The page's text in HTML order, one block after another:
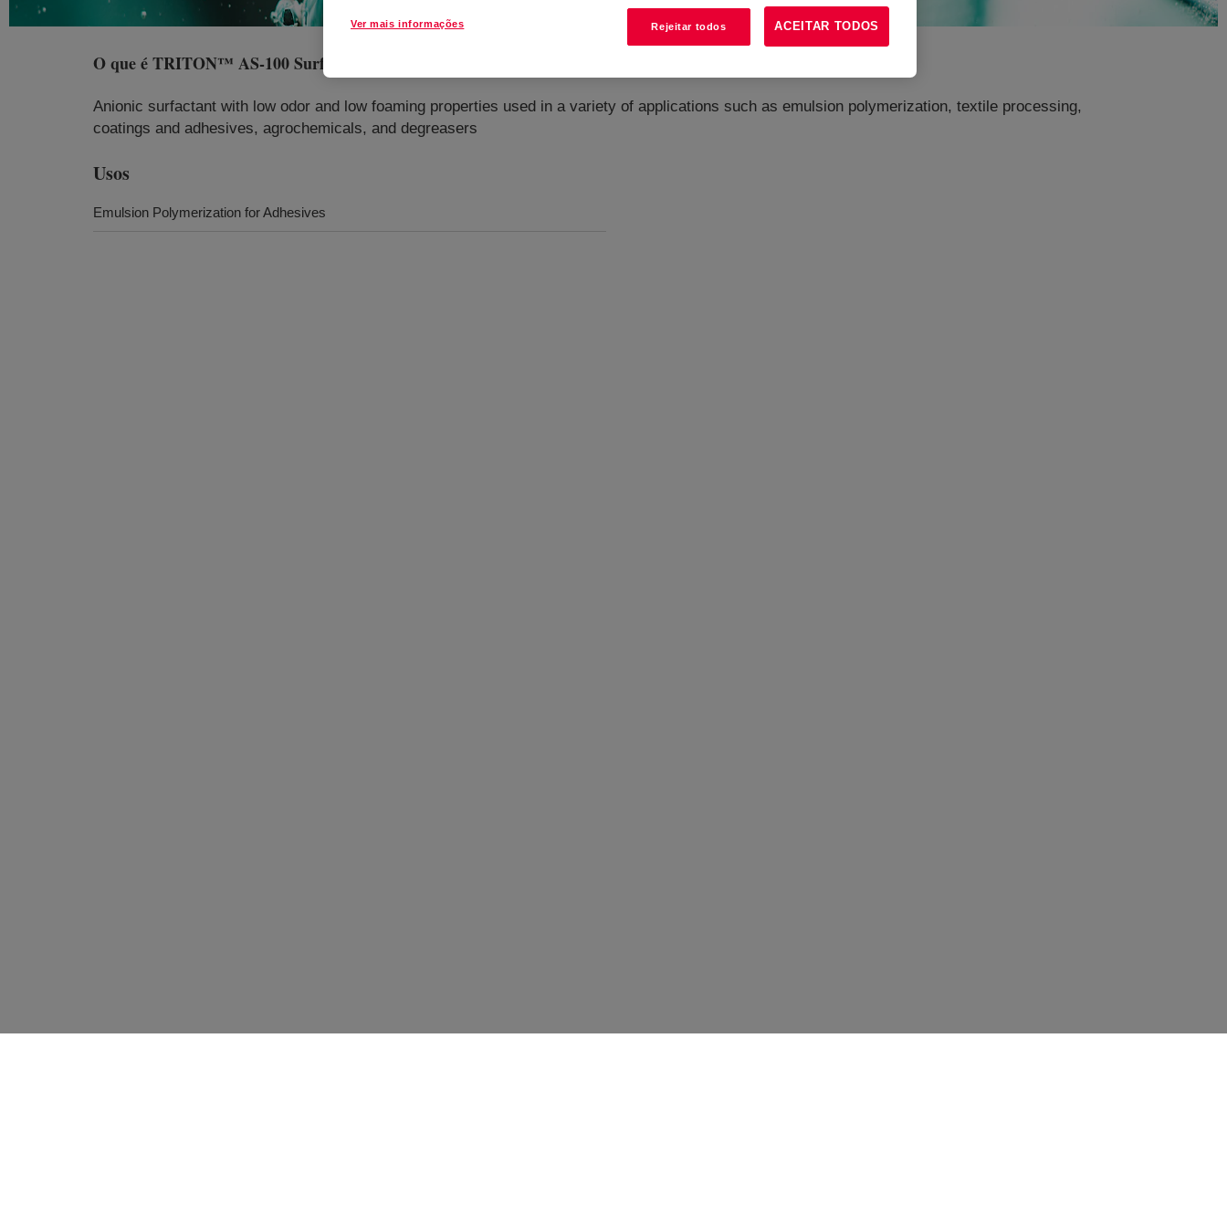
O que éTRITON™ AS-100 Surfactant
Anionic surfactant with low odor and low foaming properties used in a variety of applications such as emulsion polymerization, textile processing,
coatings and adhesives, agrochemicals, and degreasers​
Usos
Emulsion Polymerization for Adhesives
Ver mais informações Rejeitar todos ACEITAR TODOS